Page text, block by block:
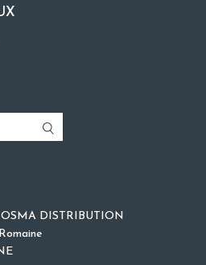
DISTRIBUTION